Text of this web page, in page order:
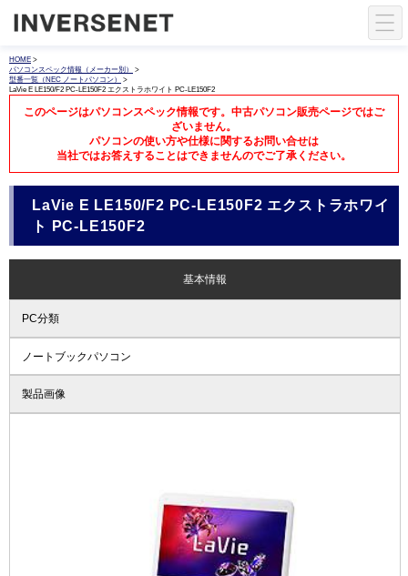
HOME >
パソコンスペック情報（メーカー別）
>
型番一覧（NEC ノートパソコン）
>
LaVie E LE150/F2 PC-LE150F2 エクストラホワイト PC-LE150F2
このページはパソコンスペック情報です。中古パソコン販売ページではご
ざいません。
パソコンの使い方や仕様に関するお問い合せは
当社ではお答えすることはできませんのでご了承ください。
LaVie E LE150/F2 PC-LE150F2 エクストラホワイ
ト PC-LE150F2
基本情報
PC分類
ノートブックパソコン
製品画像